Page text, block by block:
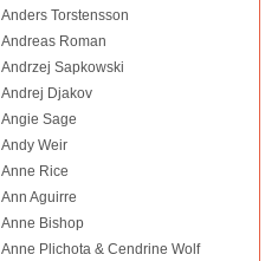
Anders Torstensson
Andreas Roman
Andrzej Sapkowski
Andrej Djakov
Angie Sage
Andy Weir
Anne Rice
Ann Aguirre
Anne Bishop
Anne Plichota & Cendrine Wolf